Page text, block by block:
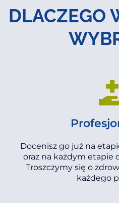
DLACZEGO
Docenisz go już na
oraz na każdym etapie
Troszczymy się o
każdego